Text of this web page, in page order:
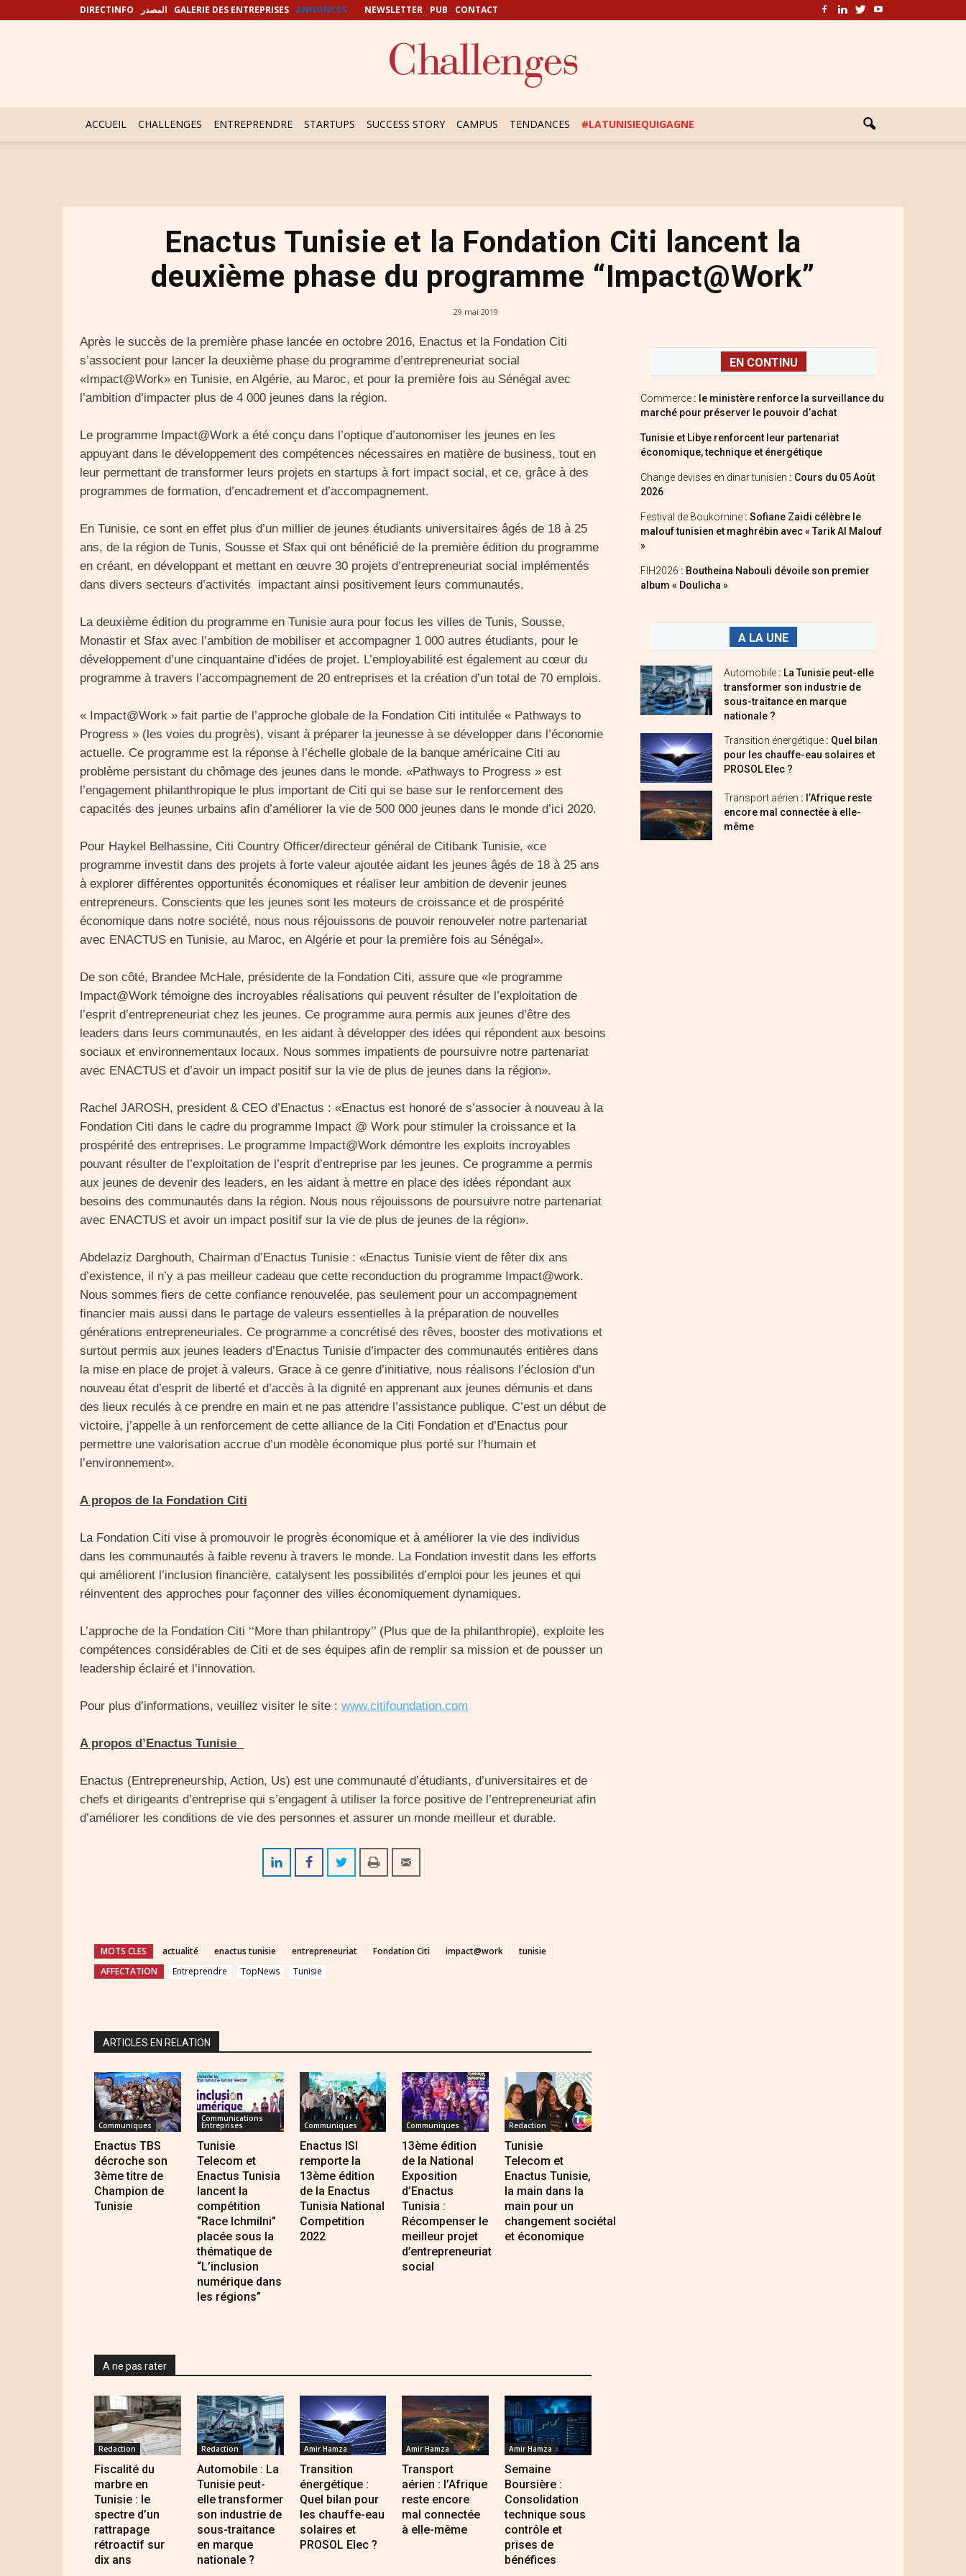
DIRECTINFO المصدر GALERIE DES ENTREPRISES ANNONCES NEWSLETTER PUB CONTACT
ACCUEIL CHALLENGES ENTREPRENDRE STARTUPS SUCCESS STORY CAMPUS TENDANCES #LATUNISIEQUIGAGNE
Enactus Tunisie et la Fondation Citi lancent la
deuxième phase du programme “Impact@Work”
29 mai 2019
Après le succès de la première phase lancée en octobre 2016, Enactus et la Fondation Citi
s’associent pour lancer la deuxième phase du programme d’entrepreneuriat social
«Impact@Work» en Tunisie, en Algérie, au Maroc, et pour la première fois au Sénégal avec
l’ambition d’impacter plus de 4 000 jeunes dans la région.
Le programme Impact@Work a été conçu dans l’optique d’autonomiser les jeunes en les
appuyant dans le développement des compétences nécessaires en matière de business, tout en
leur permettant de transformer leurs projets en startups à fort impact social, et ce, grâce à des
programmes de formation, d’encadrement et d’accompagnement.
En Tunisie, ce sont en effet plus d’un millier de jeunes étudiants universitaires âgés de 18 à 25
ans, de la région de Tunis, Sousse et Sfax qui ont bénéficié de la première édition du programme
en créant, en développant et mettant en œuvre 30 projets d’entrepreneuriat social implémentés
dans divers secteurs d’activités impactant ainsi positivement leurs communautés.
La deuxième édition du programme en Tunisie aura pour focus les villes de Tunis, Sousse,
Monastir et Sfax avec l’ambition de mobiliser et accompagner 1 000 autres étudiants, pour le
développement d’une cinquantaine d’idées de projet. L’employabilité est également au cœur du
programme à travers l’accompagnement de 20 entreprises et la création d’un total de 70 emplois.
« Impact@Work » fait partie de l’approche globale de la Fondation Citi intitulée « Pathways to
Progress » (les voies du progrès), visant à préparer la jeunesse à se développer dans l’économie
actuelle. Ce programme est la réponse à l’échelle globale de la banque américaine Citi au
problème persistant du chômage des jeunes dans le monde. «Pathways to Progress » est
l’engagement philanthropique le plus important de Citi qui se base sur le renforcement des
capacités des jeunes urbains afin d’améliorer la vie de 500 000 jeunes dans le monde d’ici 2020.
Pour Haykel Belhassine, Citi Country Officer/directeur général de Citibank Tunisie, «ce
programme investit dans des projets à forte valeur ajoutée aidant les jeunes âgés de 18 à 25 ans
à explorer différentes opportunités économiques et réaliser leur ambition de devenir jeunes
entrepreneurs. Conscients que les jeunes sont les moteurs de croissance et de prospérité
économique dans notre société, nous nous réjouissons de pouvoir renouveler notre partenariat
avec ENACTUS en Tunisie, au Maroc, en Algérie et pour la première fois au Sénégal».
De son côté, Brandee McHale, présidente de la Fondation Citi, assure que «le programme
Impact@Work témoigne des incroyables réalisations qui peuvent résulter de l’exploitation de
l’esprit d’entrepreneuriat chez les jeunes. Ce programme aura permis aux jeunes d’être des
leaders dans leurs communautés, en les aidant à développer des idées qui répondent aux besoins
sociaux et environnementaux locaux. Nous sommes impatients de poursuivre notre partenariat
avec ENACTUS et d’avoir un impact positif sur la vie de plus de jeunes dans la région».
Rachel JAROSH, president & CEO d’Enactus : «Enactus est honoré de s’associer à nouveau à la
Fondation Citi dans le cadre du programme Impact @ Work pour stimuler la croissance et la
prospérité des entreprises. Le programme Impact@Work démontre les exploits incroyables
pouvant résulter de l’exploitation de l’esprit d’entreprise par les jeunes. Ce programme a permis
aux jeunes de devenir des leaders, en les aidant à mettre en place des idées répondant aux
besoins des communautés dans la région. Nous nous réjouissons de poursuivre notre partenariat
avec ENACTUS et avoir un impact positif sur la vie de plus de jeunes de la région».
Abdelaziz Darghouth, Chairman d’Enactus Tunisie : «Enactus Tunisie vient de fêter dix ans
d’existence, il n’y a pas meilleur cadeau que cette reconduction du programme Impact@work.
Nous sommes fiers de cette confiance renouvelée, pas seulement pour un accompagnement
financier mais aussi dans le partage de valeurs essentielles à la préparation de nouvelles
générations entrepreneuriales. Ce programme a concrétisé des rêves, booster des motivations et
surtout permis aux jeunes leaders d’Enactus Tunisie d’impacter des communautés entières dans
la mise en place de projet à valeurs. Grace à ce genre d’initiative, nous réalisons l’éclosion d’un
nouveau état d’esprit de liberté et d’accès à la dignité en apprenant aux jeunes démunis et dans
des lieux reculés à ce prendre en main et ne pas attendre l’assistance publique. C’est un début de
victoire, j’appelle à un renforcement de cette alliance de la Citi Fondation et d’Enactus pour
permettre une valorisation accrue d’un modèle économique plus porté sur l’humain et
l’environnement».
A propos de la Fondation Citi
La Fondation Citi vise à promouvoir le progrès économique et à améliorer la vie des individus
dans les communautés à faible revenu à travers le monde. La Fondation investit dans les efforts
qui améliorent l’inclusion financière, catalysent les possibilités d’emploi pour les jeunes et qui
réinventent des approches pour façonner des villes économiquement dynamiques.
L’approche de la Fondation Citi ‘‘More than philantropy’’ (Plus que de la philanthropie), exploite les
compétences considérables de Citi et de ses équipes afin de remplir sa mission et de pousser un
leadership éclairé et l’innovation.
Pour plus d’informations, veuillez visiter le site : www.citifoundation.com
A propos d’Enactus Tunisie
Enactus (Entrepreneurship, Action, Us) est une communauté d’étudiants, d’universitaires et de
chefs et dirigeants d’entreprise qui s’engagent à utiliser la force positive de l’entrepreneuriat afin
d’améliorer les conditions de vie des personnes et assurer un monde meilleur et durable.
MOTS CLES actualité enactus tunisie entrepreneuriat Fondation Citi impact@work
tunisie
AFFECTATION
Entreprendre TopNews Tunisie
ARTICLES EN RELATION
Communiques
Enactus TBS
décroche son
3ème titre de
Champion de
Tunisie
Communications
Entreprises
Tunisie
Telecom et
Enactus Tunisia
lancent la
compétition
“Race Ichmilni”
placée sous la
thématique de
“L’inclusion
numérique dans
les régions”
Communiques
Enactus ISI
remporte la
13ème édition
de la Enactus
Tunisia National
Competition
2022
Communiques
13ème édition
de la National
Exposition
d’Enactus
Tunisia :
Récompenser le
meilleur projet
d’entrepreneuriat
social
Redaction
Tunisie
Telecom et
Enactus Tunisie,
la main dans la
main pour un
changement sociétal
et économique
A ne pas rater
Redaction
Fiscalité du
marbre en
Tunisie : le
spectre d’un
rattrapage
rétroactif sur
dix ans
Redaction
Automobile : La
Tunisie peut-
elle transformer
son industrie de
sous-traitance
en marque
nationale ?
Amir Hamza
Transition
énergétique :
Quel bilan pour
les chauffe-eau
solaires et
PROSOL Elec ?
Amir Hamza
Transport
aérien : l’Afrique
reste encore
mal connectée
à elle-même
Amir Hamza
Semaine
Boursière :
Consolidation
technique sous
contrôle et
prises de
bénéfices
EN CONTINU
Commerce : le ministère renforce la surveillance du
marché pour préserver le pouvoir d’achat
Tunisie et Libye renforcent leur partenariat
économique, technique et énergétique
Change devises en dinar tunisien : Cours du 05 Août
2026
Festival de Boukornine : Sofiane Zaidi célèbre le
malouf tunisien et maghrébin avec « Tarik Al Malouf
»
FIH2026 : Boutheina Nabouli dévoile son premier
album « Doulicha »
A LA UNE
Automobile : La Tunisie peut-elle
transformer son industrie de
sous-traitance en marque
nationale ?
Transition énergétique : Quel bilan
pour les chauffe-eau solaires et
PROSOL Elec ?
Transport aérien : l’Afrique reste
encore mal connectée à elle-
même